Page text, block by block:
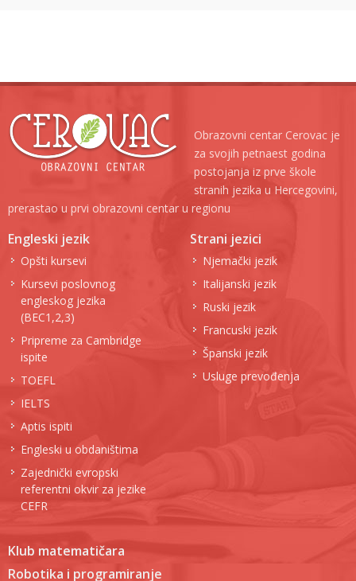
Obrazovni centar Cerovac je
za svojih petnaest godina
postojanja iz prve škole
stranih jezika u Hercegovini,
prerastao u prvi obrazovni centar u regionu
Engleski jezik
Opšti kursevi
Kursevi poslovnog
engleskog jezika
(BEC1,2,3)
Pripreme za Cambridge
ispite
TOEFL
IELTS
Aptis ispiti
Engleski u obdaništima
Zajednički evropski
referentni okvir za jezike
CEFR
Strani jezici
Njemački jezik
Italijanski jezik
Ruski jezik
Francuski jezik
Španski jezik
Usluge prevođenja
Klub matematičara
Robotika i programiranje